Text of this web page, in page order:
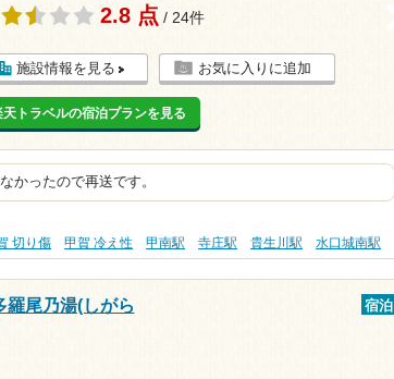
2.8 点 / 24件
施設情報を見る お気に入りに追加
天トラベルの宿泊プランを見る
かったので再送です。
切り傷 甲賀 冷え性 甲南駅 寺庄駅 貴生川駅 水口城南駅
羅尾乃湯(しがら
宿泊